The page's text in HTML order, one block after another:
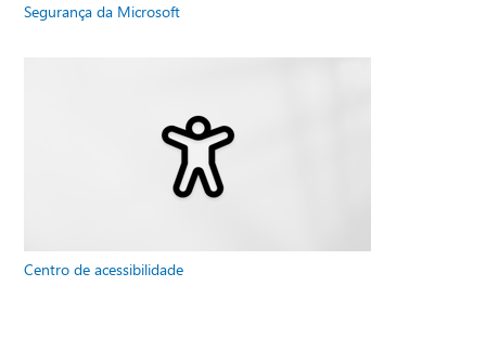
Segurança da Microsoft
Centro de acessibilidade